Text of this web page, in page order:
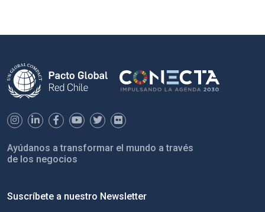
Ayúdanos a transformar el mundo a través
de los negocios
Suscríbete a nuestro Newsletter